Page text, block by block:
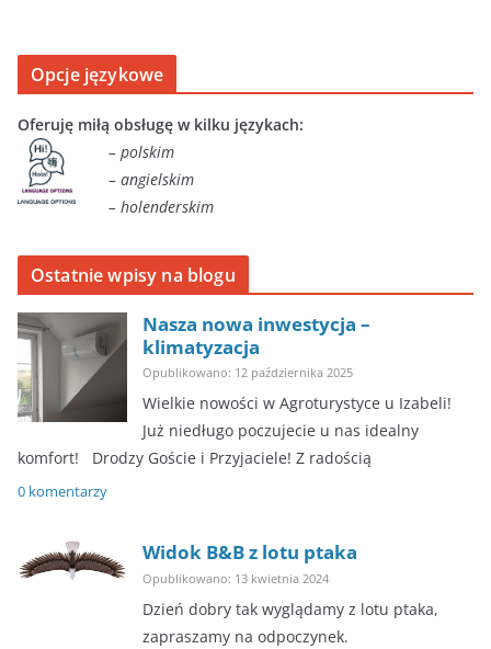
Opcje językowe
Oferuję miłą obsługę w kilku językach:
– polskim
– angielskim
– holenderskim
Ostatnie wpisy na blogu
Nasza nowa inwestycja –
klimatyzacja
Opublikowano: 12 października 2025
Wielkie nowości w Agroturystyce u Izabeli!
Już niedługo poczujecie u nas idealny
komfort! ​Drodzy Goście i Przyjaciele! Z radością
0 komentarzy
Widok B&B z lotu ptaka
Opublikowano: 13 kwietnia 2024
Dzień dobry tak wyglądamy z lotu ptaka,
zapraszamy na odpoczynek.